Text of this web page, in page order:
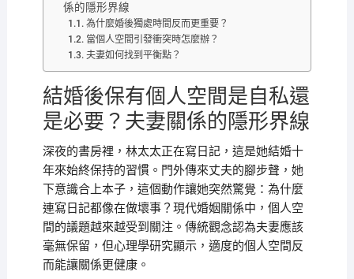
係的隱形界線
為什麼婚後獨處時間反而更重要？
當個人空間引發衝突時怎麼辦？
夫妻如何找到平衡點？
結婚後保有個人空間是自私還
是必要？夫妻關係的隱形界線
深夜的書房裡，林太太正在寫日記，這是她結婚十
年來始終保持的習慣。門外傳來丈夫的腳步聲，她
下意識合上本子，這個動作讓她突然驚覺：為什麼
連寫日記都像在做壞事？現代婚姻關係中，個人空
間的議題越來越受到關注。傳統觀念認為夫妻應該
毫無保留，但心理學研究顯示，適度的個人空間反
而能讓關係更健康。